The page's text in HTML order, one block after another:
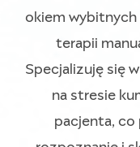
okiem
terapii
Specjalizuję się
na stresie
pacjenta, co